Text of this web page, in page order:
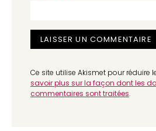
Ce site utilise Akismet pour réduire
savoir plus sur la façon dont les
commentaires sont traitées.